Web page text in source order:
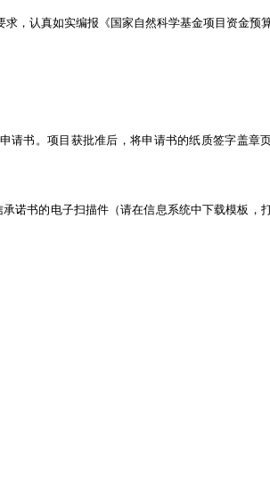
，认真如实编报《国家自然科学基金项目资金预
书。项目获批准后，将申请书的纸质签字盖章
诺书的电子扫描件（请在信息系统中下载模板，